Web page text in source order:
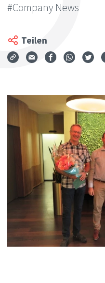
#Company News
Teilen
Via Mail teilen
Auf Auf